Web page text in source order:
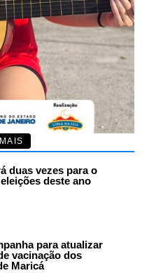
duas vezes para o
deste ano
para atualizar
vacinação dos
Maricá